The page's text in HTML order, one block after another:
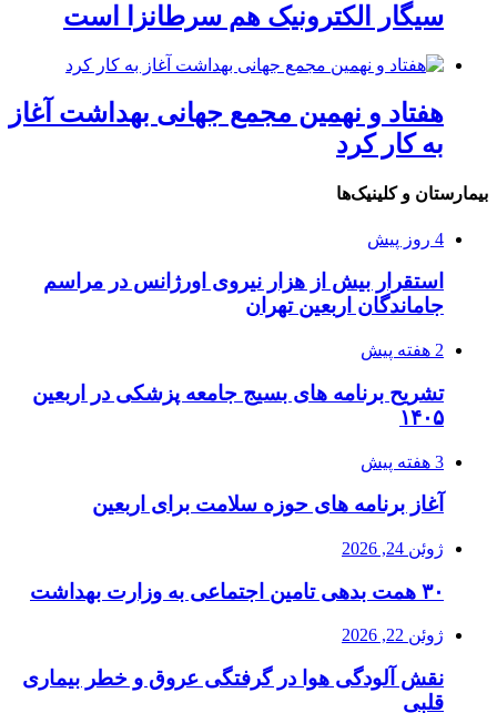
سیگار الکترونیک هم سرطانزا است
هفتاد و نهمین مجمع جهانی بهداشت آغاز
به کار کرد
بیمارستان و کلینیک‌ها
4 روز پیش
استقرار بیش از هزار نیروی اورژانس در مراسم
جاماندگان اربعین تهران
2 هفته پیش
تشریح برنامه های بسیج جامعه پزشکی در اربعین
۱۴۰۵
3 هفته پیش
آغاز برنامه های حوزه سلامت برای اربعین
ژوئن 24, 2026
۳۰ همت بدهی تامین اجتماعی به وزارت بهداشت
ژوئن 22, 2026
نقش آلودگی هوا در گرفتگی عروق و خطر بیماری
قلبی